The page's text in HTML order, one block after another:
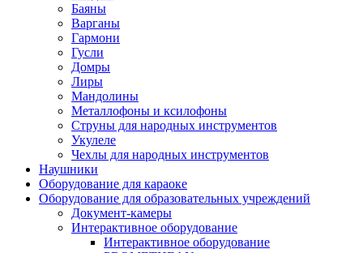
Баяны
Варганы
Гармони
Гусли
Домры
Лиры
Мандолины
Металлофоны и ксилофоны
Струны для народных инструментов
Укулеле
Чехлы для народных инструментов
Наушники
Оборудование для караоке
Оборудование для образовательных учреждений
Документ-камеры
Интерактивное оборудование
Интерактивное оборудование